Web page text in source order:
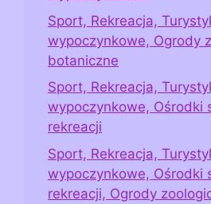
Sport, Rekreacja,
wypoczynkowe, Ogrody
botaniczne
Sport, Rekreacja,
wypoczynkowe, Ośrodki
rekreacji
Sport, Rekreacja,
wypoczynkowe, Ośrodki
rekreacji, Ogrody